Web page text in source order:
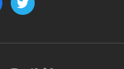
열림)(새 창 열림)